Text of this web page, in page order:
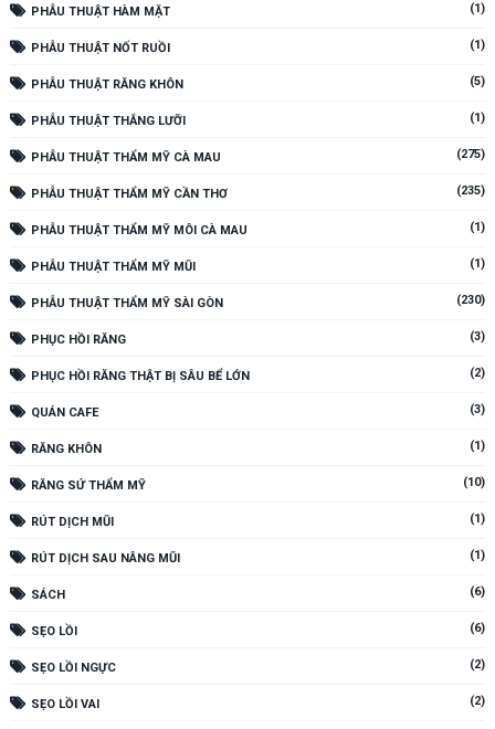
PHẪU THUẬT HÀM MẶT (1)
PHẪU THUẬT NỐT RUỒI (1)
PHẪU THUẬT RĂNG KHÔN (5)
PHẪU THUẬT THẮNG LƯỠI (1)
PHẪU THUẬT THẨM MỸ CÀ MAU (275)
PHẪU THUẬT THẨM MỸ CẦN THƠ (235)
PHẪU THUẬT THẨM MỸ MÔI CÀ MAU (1)
PHẪU THUẬT THẨM MỸ MŨI (1)
PHẪU THUẬT THẨM MỸ SÀI GÒN (230)
PHỤC HỒI RĂNG (3)
PHỤC HỒI RĂNG THẬT BỊ SÂU BỂ LỚN (2)
QUÁN CAFE (3)
RĂNG KHÔN (1)
RĂNG SỨ THẨM MỸ (10)
RÚT DỊCH MŨI (1)
RÚT DỊCH SAU NÂNG MŨI (1)
SÁCH (6)
SẸO LỒI (6)
SẸO LỒI NGỰC (2)
SẸO LỒI VAI (2)